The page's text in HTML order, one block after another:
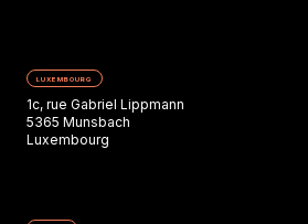
LUXEMBOURG
1c, rue Gabriel Lippmann
5365 Munsbach
Luxembourg